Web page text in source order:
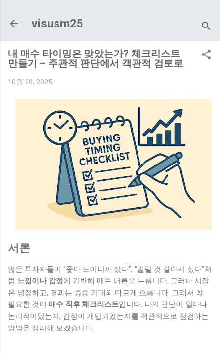
visusm25
내 매수 타이밍은 맞았는가? 체크리스트
만들기 – 주관적 판단에서 객관적 검토로
10월 28, 2025
서론
많은 투자자들이 “좋아 보이니까 샀다”, “밀릴 것 같아서 샀다”처
럼 느낌이나 감정에 기반해 매수 버튼을 누릅니다. 그러나 시장
은 냉정하고, 결과는 종종 기대와 다르게 흐릅니다. 그래서 꼭
필요한 것이 매수 직후 체크리스트입니다. 나의 판단이 얼마나
논리적이었는지, 감정이 개입되었는지를 객관적으로 점검하는
방법을 정리해 보겠습니다.